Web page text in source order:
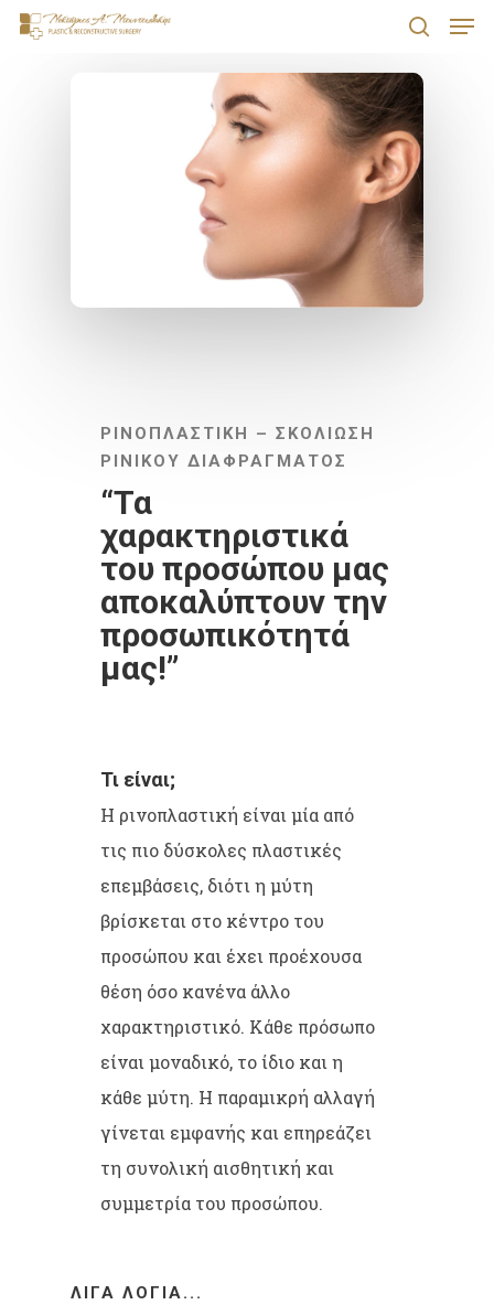
Skip
ΡΙΝΟΠΛΑΣΤΙΚΗ – ΣΚΟΛΙΩΣΗ
ΡΙΝΙΚΟΥ ΔΙΑΦΡΑΓΜΑΤΟΣ
“Τα
χαρακτηριστικά
του προσώπου μας
αποκαλύπτουν την
προσωπικότητά
μας!”
Τι είναι;
Η ρινοπλαστική είναι μία από
τις πιο δύσκολες πλαστικές
επεμβάσεις, διότι η μύτη
βρίσκεται στο κέντρο του
προσώπου και έχει προέχουσα
θέση όσο κανένα άλλο
χαρακτηριστικό. Κάθε πρόσωπο
είναι μοναδικό, το ίδιο και η
κάθε μύτη. Η παραμικρή αλλαγή
γίνεται εμφανής και επηρεάζει
τη συνολική αισθητική και
συμμετρία του προσώπου.
ΛΊΓΑ ΛΌΓΙΑ...